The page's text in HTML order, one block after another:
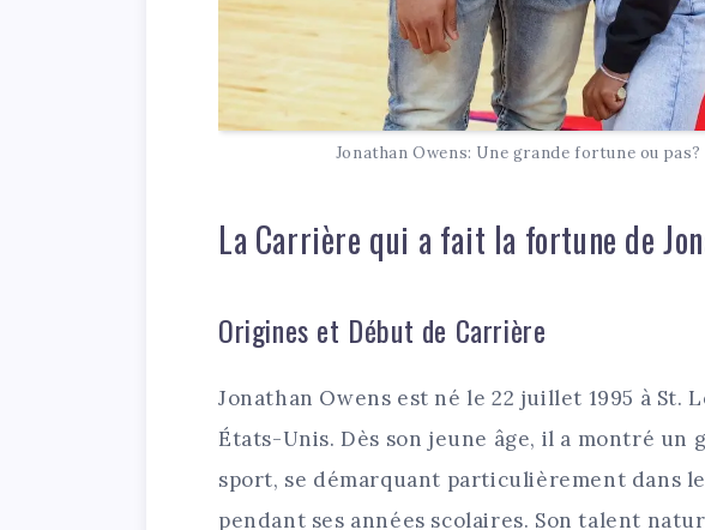
Jonathan Owens: Une grande fortune ou pas?
La Carrière qui a fait la fortune de
Origines et Début de Carrière
Jonathan Owens est né le 22 juillet 1995 à St.
États-Unis. Dès son jeune âge, il a montré
sport, se démarquant particulièrement dans
pendant ses années scolaires. Son talent